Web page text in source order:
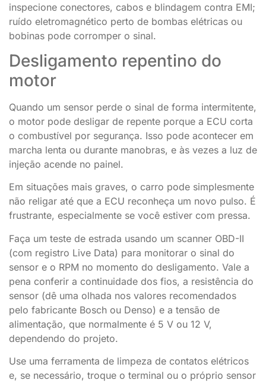
inspecione conectores, cabos e blindagem contra EMI;
ruído eletromagnético perto de bombas elétricas ou
bobinas pode corromper o sinal.
Desligamento repentino do
motor
Quando um sensor perde o sinal de forma intermitente,
o motor pode desligar de repente porque a ECU corta
o combustível por segurança. Isso pode acontecer em
marcha lenta ou durante manobras, e às vezes a luz de
injeção acende no painel.
Em situações mais graves, o carro pode simplesmente
não religar até que a ECU reconheça um novo pulso. É
frustrante, especialmente se você estiver com pressa.
Faça um teste de estrada usando um scanner OBD-II
(com registro Live Data) para monitorar o sinal do
sensor e o RPM no momento do desligamento. Vale a
pena conferir a continuidade dos fios, a resistência do
sensor (dê uma olhada nos valores recomendados
pelo fabricante Bosch ou Denso) e a tensão de
alimentação, que normalmente é 5 V ou 12 V,
dependendo do projeto.
Use uma ferramenta de limpeza de contatos elétricos
e, se necessário, troque o terminal ou o próprio sensor